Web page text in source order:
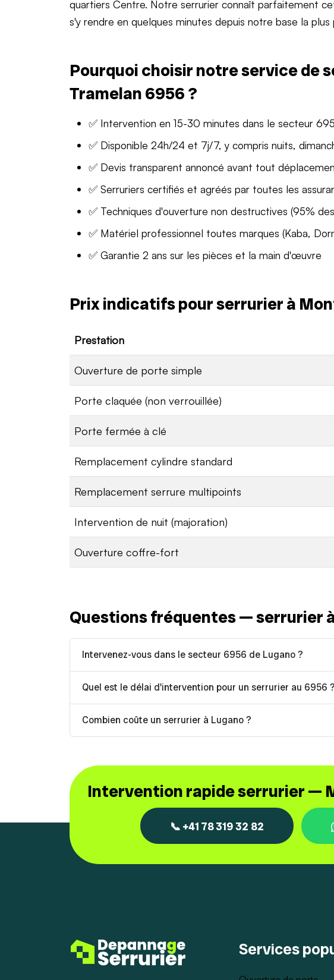
quartiers Centre. Notre serrurier connaît parfaitement
s'y rendre en quelques minutes depuis notre base la plus
Pourquoi choisir notre service de
Tramelan 6956 ?
✅ Intervention en 15-30 minutes dans le secteur
✅ Disponible 24h/24 et 7j/7, y compris nuits,
✅ Devis transparent annoncé avant tout
✅ Serruriers certifiés et agréés par toutes les
✅ Techniques d'ouverture non destructives (95%
✅ Matériel professionnel toutes marques (Kaba,
✅ Garantie 2 ans sur les pièces et la main d'œuvre
Prix indicatifs pour serrurier à
Prestation
Ouverture de porte simple
Porte claquée (non verrouillée)
Porte fermée à clé
Remplacement cylindre standard
Remplacement serrure multipoints
Intervention de nuit (majoration)
Ouverture coffre-fort
Questions fréquentes — serrurier
Intervenez-vous dans le secteur 6956 de Lugano ?
Quel est le délai d'intervention pour un serrurier au 6956 ?
Combien coûte un serrurier à Lugano ?
Intervention rapide serrurier —
📞 +41 78 319 32 82
Services